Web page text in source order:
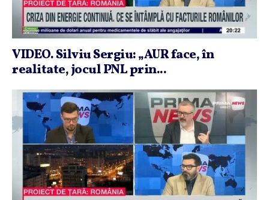
VIDEO. Silviu Sergiu: „AUR face, în
realitate, jocul PNL prin...